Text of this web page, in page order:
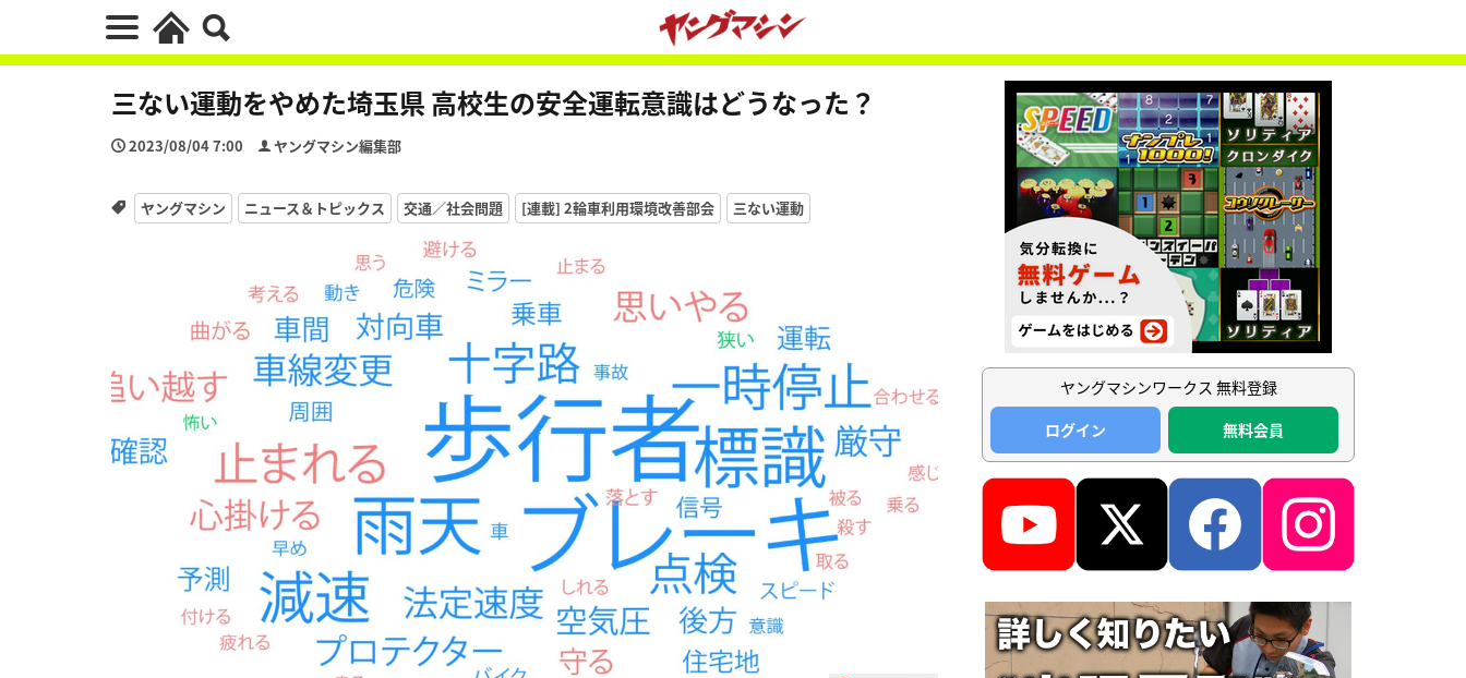
三ない運動をやめた埼玉県 高校生の安全運転意識はどうなった？
2023/08/04 7:00 ヤングマシン編集部
ヤングマシン ニュース＆トピックス 交通／社会問題 [連載] 2輪車利用環境改善部会 三ない運動
ヤングマシンワークス 無料登録
ログイン
無料会員